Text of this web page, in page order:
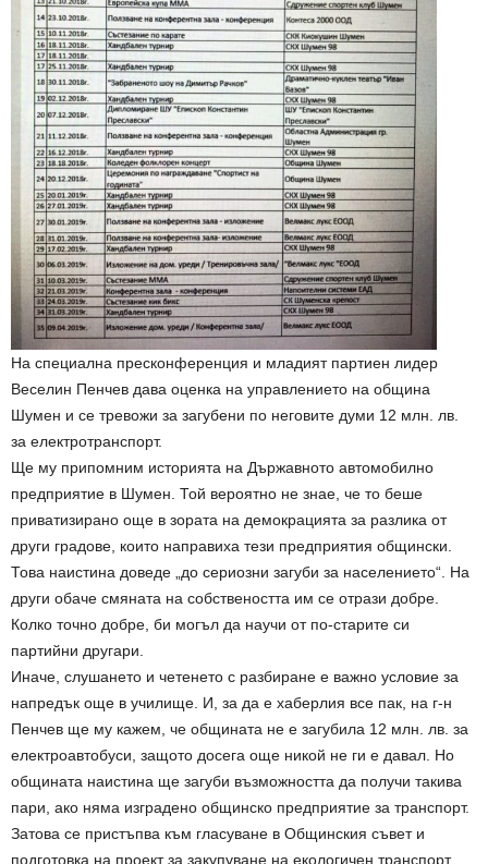
На специална пресконференция и младият партиен лидер
Веселин Пенчев дава оценка на управлението на община
Шумен и се тревожи за загубени по неговите думи 12 млн. лв.
за електротранспорт.
Ще му припомним историята на Държавното автомобилно
предприятие в Шумен. Той вероятно не знае, че то беше
приватизирано още в зората на демокрацията за разлика от
други градове, които направиха тези предприятия общински.
Това наистина доведе „до сериозни загуби за населението“. На
други обаче смяната на собствеността им се отрази добре.
Колко точно добре, би могъл да научи от по-старите си
партийни другари.
Иначе, слушането и четенето с разбиране е важно условие за
напредък още в училище. И, за да е хаберлия все пак, на г-н
Пенчев ще му кажем, че общината не е загубила 12 млн. лв. за
електроавтобуси, защото досега още никой не ги е давал. Но
общината наистина ще загуби възможността да получи такива
пари, ако няма изградено общинско предприятие за транспорт.
Затова се пристъпва към гласуване в Общинския съвет и
подготовка на проект за закупуване на екологичен транспорт.